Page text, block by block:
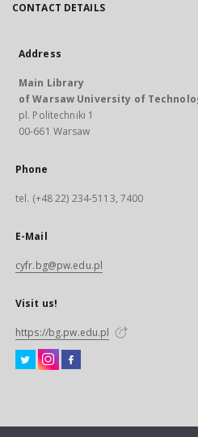
CONTACT DETAILS
Address
Main Library
of Warsaw University of
pl. Politechniki 1
00-661 Warsaw
Phone
tel. (+48 22) 234-5113, 7400
E-Mail
cyfr.bg@pw.edu.pl
Visit us!
https://bg.pw.edu.pl